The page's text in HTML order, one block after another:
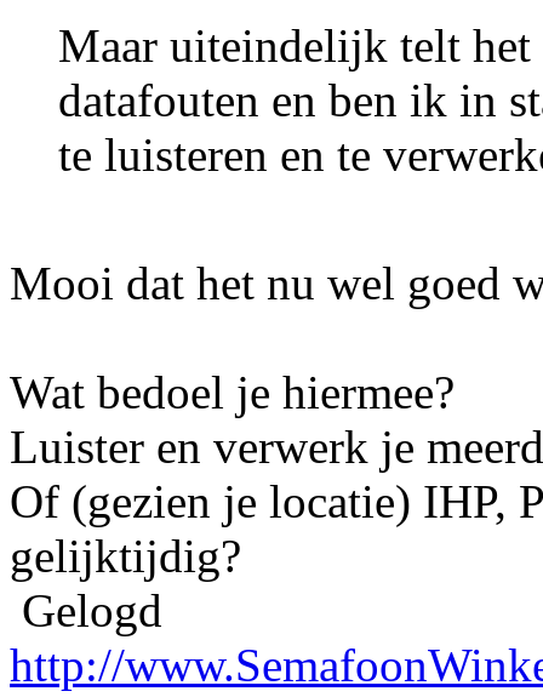
Maar uiteindelijk telt het
datafouten en ben ik in
te luisteren en te
Mooi dat het nu wel goed
Wat bedoel je hiermee?
Luister en verwerk je
Of (gezien je locatie) IHP,
gelijktijdig?
Gelogd
http://